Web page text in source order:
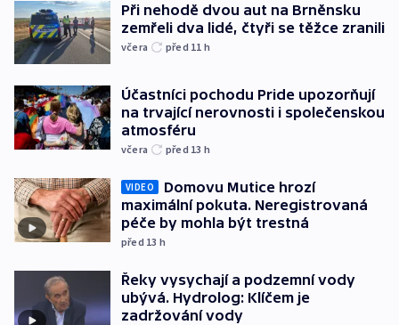
Při nehodě dvou aut na Brněnsku
zemřeli dva lidé, čtyři se těžce zranili
včera před 11 h
Účastníci pochodu Pride upozorňují
na trvající nerovnosti i společenskou
atmosféru
včera před 13 h
VIDEO
Domovu Mutice hrozí
maximální pokuta. Neregistrovaná
péče by mohla být trestná
před 13 h
Řeky vysychají a podzemní vody
ubývá. Hydrolog: Klíčem je
zadržování vody